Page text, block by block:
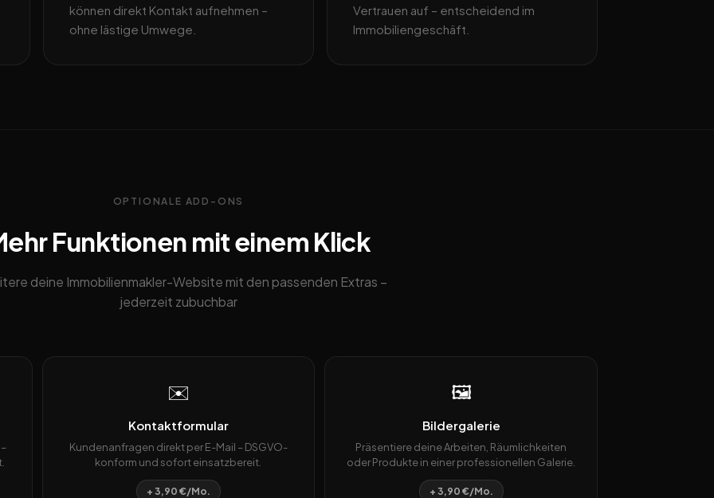
können direkt Kontakt aufnehmen –
ohne lästige Umwege.
Vertrauen auf – entscheidend im
Immobiliengeschäft.
OPTIONALE ADD-ONS
Funktionen mit einem Klick
deine Immobilienmakler-Website mit den passenden Extras –
jederzeit zubuchbar
✉️
Kontaktformular
Kundenanfragen direkt per E-Mail – DSGVO-
konform und sofort einsatzbereit.
+ 3,90 €/Mo.
🖼️
Bildergalerie
Präsentiere deine Arbeiten, Räumlichkeiten
oder Produkte in einer professionellen Galerie.
+ 3,90 €/Mo.